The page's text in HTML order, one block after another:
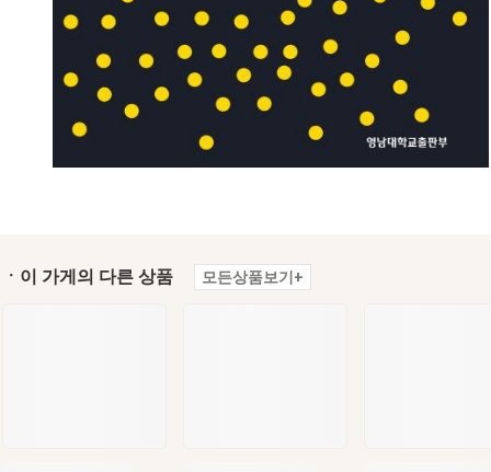
ㆍ이 가게의 다른 상품 모든상품보기+